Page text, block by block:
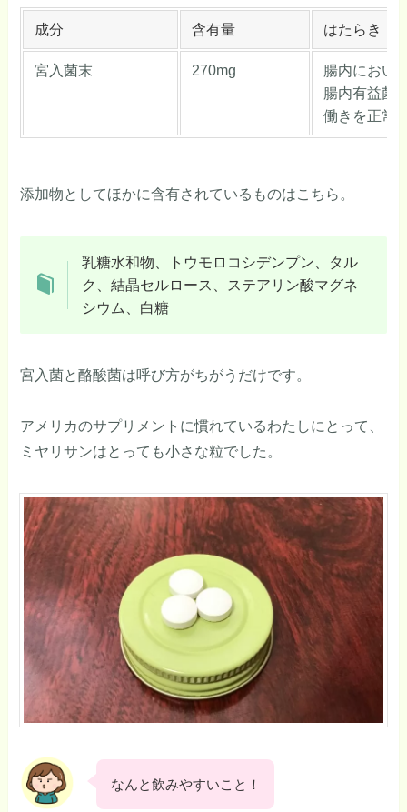
成分 含有量 はたらき
宮入菌末 270mg
腸内におい
腸内有益菌
働きを正常
添加物としてほかに含有されているものはこちら。
乳糖水和物、トウモロコシデンプン、タル
ク、結晶セルロース、ステアリン酸マグネ
シウム、白糖
宮入菌と酪酸菌は呼び方がちがうだけです。
アメリカのサプリメントに慣れているわたしにとって、
ミヤリサンはとっても小さな粒でした。
なんと飲みやすいこと！